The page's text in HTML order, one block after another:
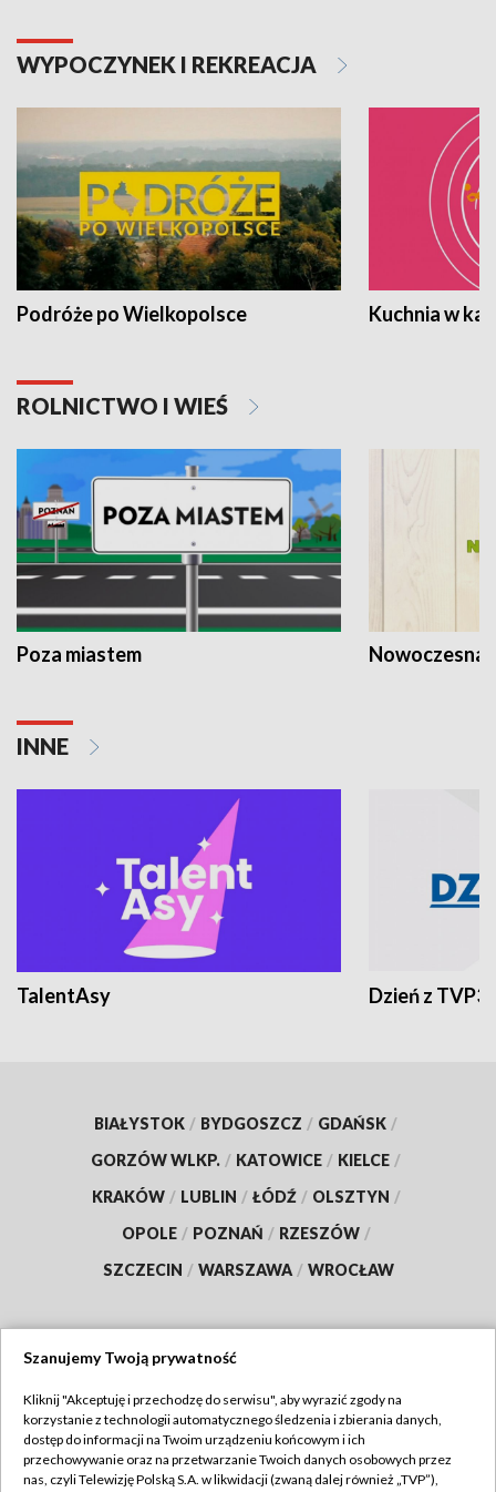
WYPOCZYNEK I REKREACJA
Podróże po Wielkopolsce Kuchnia w
ROLNICTWO I WIEŚ
Poza miastem Nowoczesna
INNE
TalentAsy Dzień z TVP3
BIAŁYSTOK / BYDGOSZCZ / GDAŃSK /
GORZÓW WLKP. / KATOWICE / KIELCE /
KRAKÓW / LUBLIN / ŁÓDŹ / OLSZTYN /
OPOLE / POZNAŃ / RZESZÓW /
SZCZECIN / WARSZAWA / WROCŁAW
TVP
Abonament TVP
Regulamin TVP
Szanujemy Twoją prywatność
Kliknij "Akceptuję i przechodzę do serwisu", aby wyrazić zgody na
korzystanie z technologii automatycznego śledzenia i zbierania danych,
dostęp do informacji na Twoim urządzeniu końcowym i ich
przechowywanie oraz na przetwarzanie Twoich danych osobowych przez
nas, czyli Telewizję Polską S.A. w likwidacji (zwaną dalej również „TVP”),